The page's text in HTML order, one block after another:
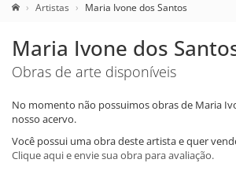
Artistas Maria Ivone dos Santos
Maria Ivone dos
Obras de arte disponíveis
No momento não possuimos obras de Maria
nosso acervo.
Você possui uma obra deste artista e quer
Clique aqui e envie sua obra para avaliação.